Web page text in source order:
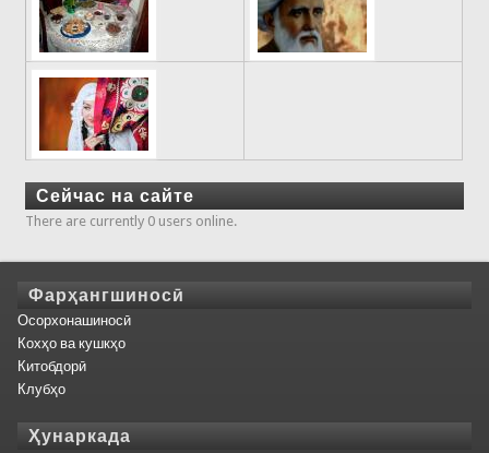
Сейчас на сайте
There are currently 0 users online.
Фарҳангшиносӣ
Осорхонашиносӣ
Кохҳо ва кушкҳо
Китобдорӣ
Клубҳо
Ҳунаркада